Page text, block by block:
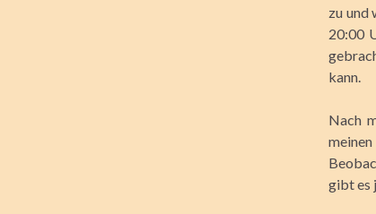
zu und
20:00
kann.
Nach
gibt es